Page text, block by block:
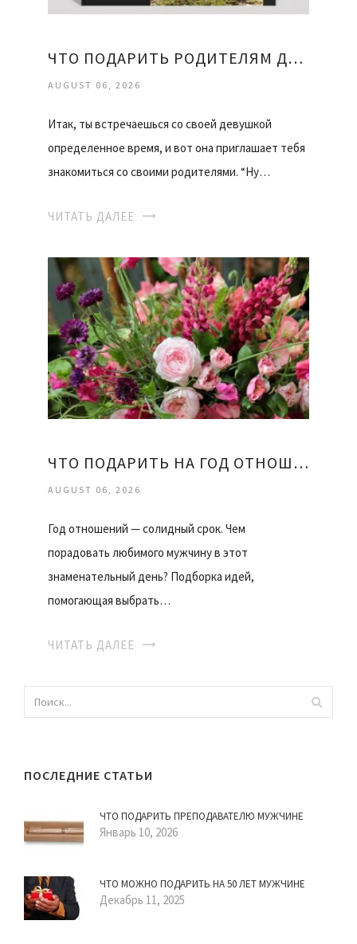
ЧТО ПОДАРИТЬ РОДИТЕЛЯМ ДЕВУШКИ
AUGUST 06, 2026
Итак, ты встречаешься со своей девушкой
определенное время, и вот она приглашает тебя
знакомиться со своими родителями. “Ну…
ЧИТАТЬ ДАЛЕЕ
ЧТО ПОДАРИТЬ НА ГОД ОТНОШЕНИЙ ДЕВУШКЕ
AUGUST 06, 2026
Год отношений — солидный срок. Чем
порадовать любимого мужчину в этот
знаменательный день? Подборка идей,
помогающая выбрать…
ЧИТАТЬ ДАЛЕЕ
ПОСЛЕДНИЕ СТАТЬИ
ЧТО ПОДАРИТЬ ПРЕПОДАВАТЕЛЮ МУЖЧИНЕ
Январь 10, 2026
ЧТО МОЖНО ПОДАРИТЬ НА 50 ЛЕТ МУЖЧИНЕ
Декабрь 11, 2025